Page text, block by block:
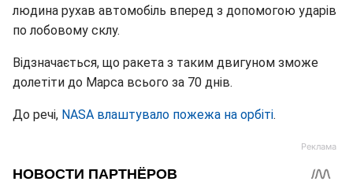
людина рухав автомобіль вперед з допомогою ударів
по лобовому склу.
Відзначається, що ракета з таким двигуном зможе
долетіти до Марса всього за 70 днів.
До речі, NASA влаштувало пожежа на орбіті.